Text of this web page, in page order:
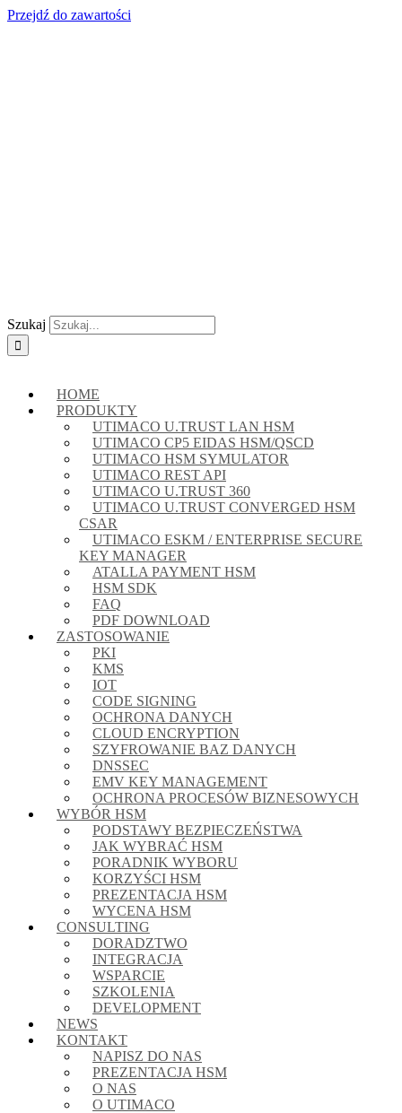
Przejdź do zawartości
Szukaj
HOME
PRODUKTY
UTIMACO U.TRUST LAN HSM
UTIMACO CP5 EIDAS HSM/QSCD
UTIMACO HSM SYMULATOR
UTIMACO REST API
UTIMACO U.TRUST 360
UTIMACO U.TRUST CONVERGED HSM
CSAR
UTIMACO ESKM / ENTERPRISE SECURE
KEY MANAGER
ATALLA PAYMENT HSM
HSM SDK
FAQ
PDF DOWNLOAD
ZASTOSOWANIE
PKI
KMS
IOT
CODE SIGNING
OCHRONA DANYCH
CLOUD ENCRYPTION
SZYFROWANIE BAZ DANYCH
DNSSEC
EMV KEY MANAGEMENT
OCHRONA PROCESÓW BIZNESOWYCH
WYBÓR HSM
PODSTAWY BEZPIECZEŃSTWA
JAK WYBRAĆ HSM
PORADNIK WYBORU
KORZYŚCI HSM
PREZENTACJA HSM
WYCENA HSM
CONSULTING
DORADZTWO
INTEGRACJA
WSPARCIE
SZKOLENIA
DEVELOPMENT
NEWS
KONTAKT
NAPISZ DO NAS
PREZENTACJA HSM
O NAS
O UTIMACO